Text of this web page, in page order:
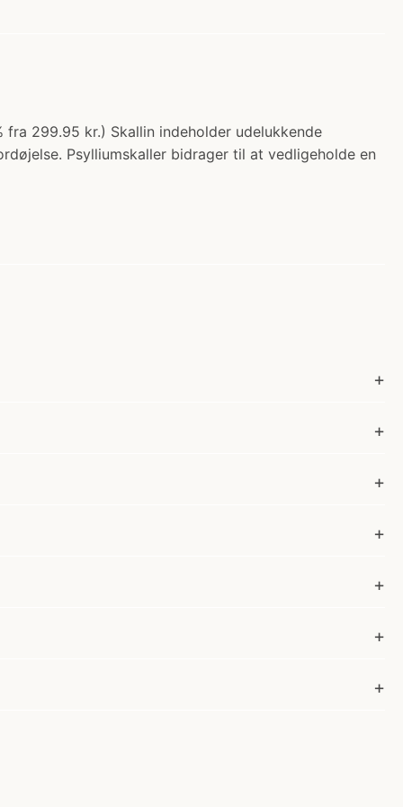
299.95 kr.) Skallin indeholder udelukkende
Psylliumskaller bidrager til at vedligeholde en